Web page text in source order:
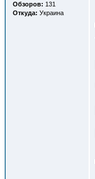
Обзоров: 131
Откуда: Украина